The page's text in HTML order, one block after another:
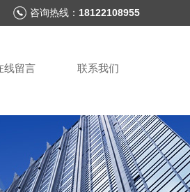
咨询热线： 18122108955
线留言 联系我们